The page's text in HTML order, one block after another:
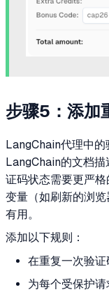
步骤5：添加
LangChain代理中的
LangChain的文档
证码状态需要更严
变量（如刷新的浏
有用。
添加以下规则：
在重复一次验证
为每个受保护请